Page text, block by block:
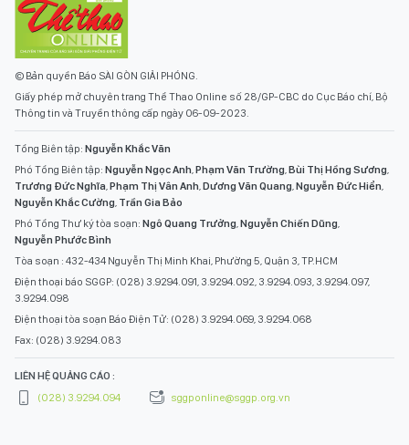
© Bản quyền Báo SÀI GÒN GIẢI PHÓNG.
Giấy phép mở chuyên trang Thể Thao Online số 28/GP-CBC do Cục Báo chí, Bộ
Thông tin và Truyền thông cấp ngày 06-09-2023.
Tổng Biên tập: Nguyễn Khắc Văn
Phó Tổng Biên tập: Nguyễn Ngọc Anh,Phạm Văn Trường,Bùi Thị Hồng Sương,
Trương Đức Nghĩa,Phạm Thị Vân Anh,Dương Văn Quang,Nguyễn Đức Hiển,
Nguyễn Khắc Cường, Trần Gia Bảo
Phó Tổng Thư ký tòa soạn: Ngô Quang Trưởng,Nguyễn Chiến Dũng,
Nguyễn Phước Bình
Tòa soạn : 432-434 Nguyễn Thị Minh Khai, Phường 5, Quận 3, TP.HCM
Điện thoại báo SGGP: (028) 3.9294.091, 3.9294.092, 3.9294.093, 3.9294.097,
3.9294.098
Điện thoại tòa soạn Báo Điện Tử: (028) 3.9294.069, 3.9294.068
Fax: (028) 3.9294.083
LIÊN HỆ QUẢNG CÁO :
(028) 3.9294.094
sggponline@sggp.org.vn